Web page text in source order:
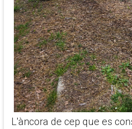
L'àncora de cep que es